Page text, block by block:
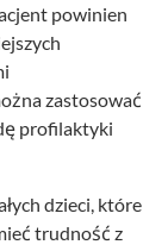
powinien
zastosować
profilaktyki
dzieci, które
trudność z